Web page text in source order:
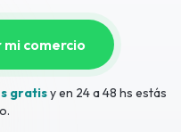
comercio
gratisy en 24 a 48 hs estás